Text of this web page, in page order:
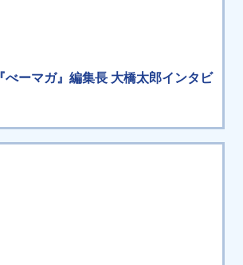
ーマガ』編集長 大橋太郎インタビ